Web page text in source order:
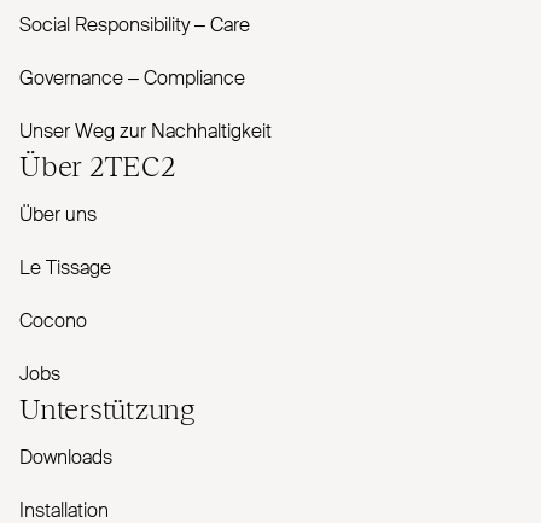
Social Responsibility – Care
Governance – Com­pliance
Unser Weg zur Nachhaltigkeit
Über 2TEC2
Über uns
Le Tissage
Cocono
Jobs
Unterstützung
Downloads
Installation